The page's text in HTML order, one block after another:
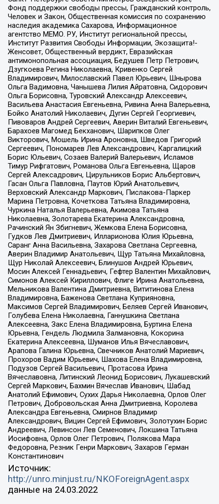
Фонд поддержки свободы прессы, Гражданский контроль,
Человек и Закон, Общественная комиссия по сохранению
наследия академика Сахарова, Информационное
агентство МЕМО. РУ, Институт региональной прессы,
Институт Развития Свободы Информации, Экозащита!-
Женсовет, Общественный вердикт, Евразийская
антимонопольная ассоциация, Бедушев Петр Петрович,
Дзугкоева Регина Николаевна, Кривенко Сергей
Владимирович, Милославский Павел Юрьевич, Шнырова
Ольга Вадимовна, Чанышева Лилия Айратовна, Сидорович
Ольга Борисовна, Туровский Александр Алексеевич,
Васильева Анастасия Евгеньевна, Ривина Анна Валерьевна,
Бойко Анатолий Николаевич, Дугин Сергей Георгиевич,
Пивоваров Андрей Сергеевич, Аверин Виталий Евгеньевич,
Барахоев Магомед Бекханович, Шарипков Олег
Викторович, Мошель Ирина Ароновна, Шведов Григорий
Сергеевич, Пономарев Лев Александрович, Каргалицкий
Борис Юльевич, Созаев Валерий Валерьевич, Исламов
Тимур Рифгатович, Романова Ольга Евгеньевна, Щаров
Сергей Алексадрович, Цирульников Борис Альбертович,
Гасан Ольга Павловна, Паутов Юрий Анатольевич,
Верховский Александр Маркович, Пислакова-Паркер
Марина Петровна, Кочеткова Татьяна Владимировна,
Чуркина Наталья Валерьевна, Акимова Татьяна
Николаевна, Золотарева Екатерина Александровна,
Рачинский Ян Збигневич, Жемкова Елена Борисовна,
Гудков Лев Дмитриевич, Илларионова Юлия Юрьевна,
Саранг Анна Васильевна, Захарова Светлана Сергеевна,
Аверин Владимир Анатольевич, Щур Татьяна Михайловна,
Щур Николай Алексеевич, Блинушов Андрей Юрьевич,
Мосин Алексей Геннадьевич, Гефтер Валентин Михайлович,
Симонов Алексей Кириллович, Флиге Ирина Анатольевна,
Мельникова Валентина Дмитриевна, Вититинова Елена
Владимировна, Баженова Светлана Куприяновна,
Максимов Сергей Владимирович, Беляев Сергей Иванович,
Голубева Елена Николаевна, Ганнушкина Светлана
Алексеевна, Закс Елена Владимировна, Буртина Елена
Юрьевна, Гендель Людмила Залмановна, Кокорина
Екатерина Алексеевна, Шуманов Илья Вячеславович,
Арапова Галина Юрьевна, Свечников Анатолий Мариевич,
Прохоров Вадим Юрьевич, Шахова Елена Владимировна,
Подузов Сергей Васильевич, Протасова Ирина
Вячеславовна, Литинский Леонид Борисович, Лукашевский
Сергей Маркович, Бахмин Вячеслав Иванович, Шабад
Анатолий Ефимович, Сухих Дарья Николаевна, Орлов Олег
Петрович, Добровольская Анна Дмитриевна, Королева
Александра Евгеньевна, Смирнов Владимир
Александрович, Вицин Сергей Ефимович, Золотухин Борис
Андреевич, Левинсон Лев Семенович, Локшина Татьяна
Иосифовна, Орлов Олег Петрович, Полякова Мара
Федоровна, Резник Генри Маркович, Захаров Герман
Константинович
Источник:
http://unro.minjust.ru/NKOForeignAgent.aspx
данные на 24.03.2022